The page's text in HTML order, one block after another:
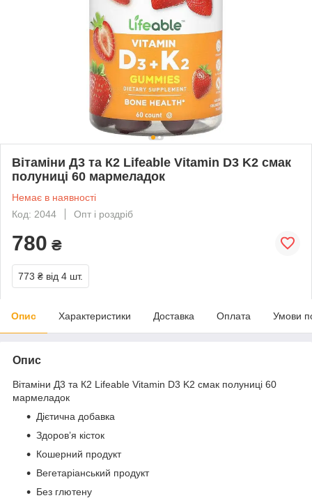
Вітаміни Д3 та К2 Lifeable Vitamin D3 K2 смак
полуниці 60 мармеладок
Немає в наявності
Код: 2044
Опт і роздріб
780 ₴
773 ₴ від 4 шт.
Опис Характеристики Доставка Оплата Умови
Опис
Вітаміни Д3 та К2 Lifeable Vitamin D3 K2 смак полуниці 60
мармеладок
Дієтична добавка
Здоров’я кісток
Кошерний продукт
Вегетаріанський продукт
Без глютену